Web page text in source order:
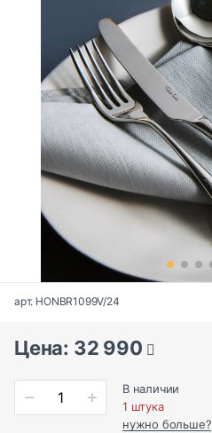
арт. HONBR1099V/24
Цена: 32 990
В наличии
1 штука
нужно больше?